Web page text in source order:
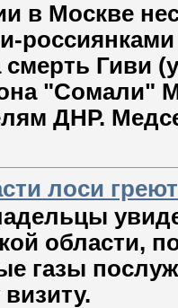
в Москве
Гиви
"Сомали"
ДНР.
лоси
области,
газы